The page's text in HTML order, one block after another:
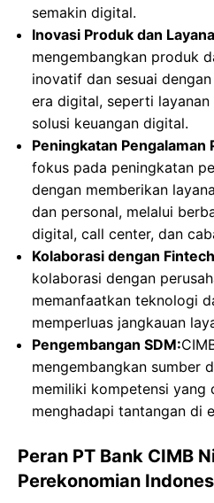
semakin digital.
Inovasi Produk dan
mengembangkan produk
inovatif dan sesuai
era digital, seperti
solusi keuangan digital.
Peningkatan Pengalaman
fokus pada peningkatan
dengan memberikan
dan personal, melalui
digital, call center, dan
Kolaborasi dengan
kolaborasi dengan
memanfaatkan teknologi
memperluas jangkauan
Pengembangan SDM:
mengembangkan sumber
memiliki kompetensi yang
menghadapi tantangan di
Peran PT Bank CIMB
Perekonomian